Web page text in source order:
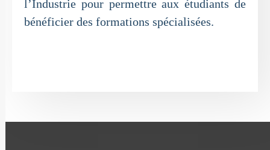
l’Industrie pour permettre aux étudiants de
bénéficier des formations spécialisées.